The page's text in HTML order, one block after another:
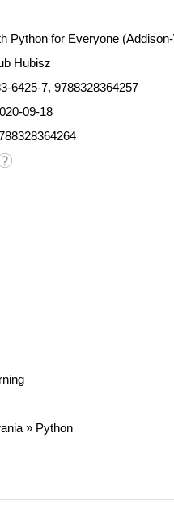
Python for Everyone
Hubisz
6425-7, 9788328364257
09-18
» Python